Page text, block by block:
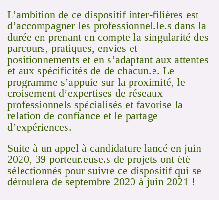
L’ambition de ce dispositif inter-filières est
d’accompagner les professionnel.le.s dans la
durée en prenant en compte la singularité des
parcours, pratiques, envies et
positionnements et en s’adaptant aux attentes
et aux spécificités de de chacun.e. Le
programme s’appuie sur la proximité, le
croisement d’expertises de réseaux
professionnels spécialisés et favorise la
relation de confiance et le partage
d’expériences.
Suite à un appel à candidature lancé en juin
2020, 39 porteur.euse.s de projets ont été
sélectionnés pour suivre ce dispositif qui se
déroulera de septembre 2020 à juin 2021 !